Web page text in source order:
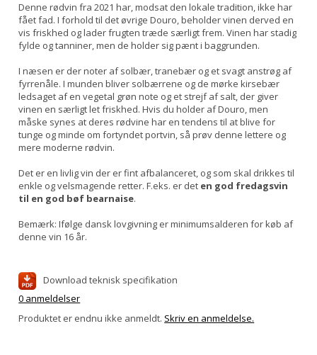
Denne rødvin fra 2021 har, modsat den lokale tradition, ikke har
fået fad. I forhold til det øvrige Douro, beholder vinen derved en
vis friskhed og lader frugten træde særligt frem. Vinen har stadig
fylde og tanniner, men de holder sig pænt i baggrunden.
I næsen er der noter af solbær, tranebær og et svagt anstrøg af
fyrrenåle. I munden bliver solbærrene og de mørke kirsebær
ledsaget af en vegetal grøn note og et strejf af salt, der giver
vinen en særligt let friskhed. Hvis du holder af Douro, men
måske synes at deres rødvine har en tendens til at blive for
tunge og minde om fortyndet portvin, så prøv denne lettere og
mere moderne rødvin.
Det er en livlig vin der er fint afbalanceret, og som skal drikkes til
enkle og velsmagende retter. F.eks. er det en god fredagsvin
til en god bøf bearnaise.
Bemærk: Ifølge dansk lovgivning er minimumsalderen for køb af
denne vin 16 år.
Download teknisk specifikation
0 anmeldelser
Produktet er endnu ikke anmeldt. Skriv en anmeldelse.